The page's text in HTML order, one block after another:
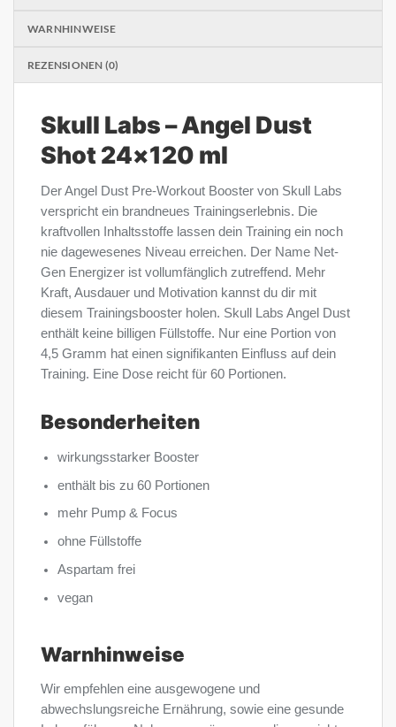
WARNHINWEISE
REZENSIONEN (0)
Skull Labs – Angel Dust
Shot 24×120 ml
Der Angel Dust Pre-Workout Booster von Skull Labs
verspricht ein brandneues Trainingserlebnis. Die
kraftvollen Inhaltsstoffe lassen dein Training ein noch
nie dagewesenes Niveau erreichen. Der Name Net-
Gen Energizer ist vollumfänglich zutreffend. Mehr
Kraft, Ausdauer und Motivation kannst du dir mit
diesem Trainingsbooster holen. Skull Labs Angel Dust
enthält keine billigen Füllstoffe. Nur eine Portion von
4,5 Gramm hat einen signifikanten Einfluss auf dein
Training. Eine Dose reicht für 60 Portionen.
Besonderheiten
wirkungsstarker Booster
enthält bis zu 60 Portionen
mehr Pump & Focus
ohne Füllstoffe
Aspartam frei
vegan
Warnhinweise
Wir empfehlen eine ausgewogene und
abwechslungsreiche Ernährung, sowie eine gesunde